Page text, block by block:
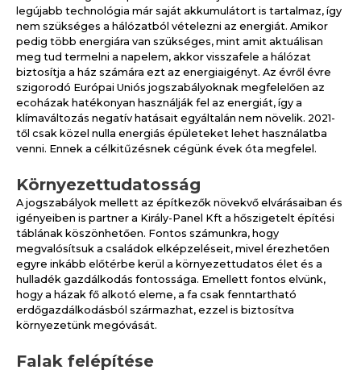
legújabb technológia már saját akkumulátort is tartalmaz, így
nem szükséges a hálózatból vételezni az energiát. Amikor
pedig több energiára van szükséges, mint amit aktuálisan
meg tud termelni a napelem, akkor visszafele a hálózat
biztosítja a ház számára ezt az energiaigényt. Az évről évre
szigorodó Európai Uniós jogszabályoknak megfelelően az
ecoházak hatékonyan használják fel az energiát, így a
klímaváltozás negatív hatásait egyáltalán nem növelik. 2021-
től csak közel nulla energiás épületeket lehet használatba
venni. Ennek a célkitűzésnek cégünk évek óta megfelel.
Környezettudatosság
A jogszabályok mellett az építkezők növekvő elvárásaiban és
igényeiben is partner a Király-Panel Kft a hőszigetelt építési
táblának köszönhetően. Fontos számunkra, hogy
megvalósítsuk a családok elképzeléseit, mivel érezhetően
egyre inkább előtérbe kerül a környezettudatos élet és a
hulladék gazdálkodás fontossága. Emellett fontos elvünk,
hogy a házak fő alkotó eleme, a fa csak fenntartható
erdőgazdálkodásból származhat, ezzel is biztosítva
környezetünk megóvását.
Falak felépítése